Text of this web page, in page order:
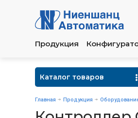
Продукция
Каталог товаров
Главная Продукция